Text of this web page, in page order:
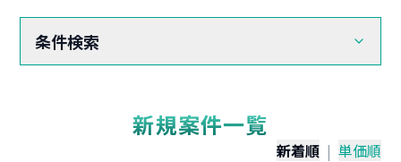
条件検索
新規案件一覧
新着順 | 単価順